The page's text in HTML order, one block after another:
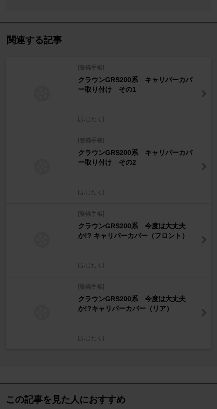
関連する記事
[整備手帳]
クラウンGRS200系 キャリパーカバ
ー取り付け その1
[ふじたく]
[整備手帳]
クラウンGRS200系 キャリパーカバ
ー取り付け その2
[ふじたく]
[整備手帳]
クラウンGRS200系 今度は大丈夫
か!? キャリパーカバー（フロント）
[ふじたく]
[整備手帳]
クラウンGRS200系 今度は大丈夫
か!?キャリパーカバー（リア）
[ふじたく]
この記事を見た人におすすめ